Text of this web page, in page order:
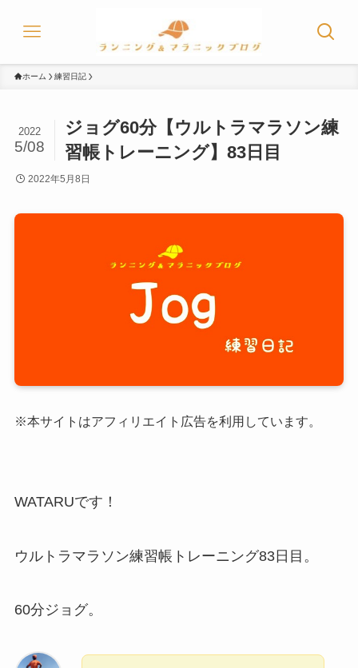
ホーム 練習日記
ジョグ60分【ウルトラマラソン練
習帳トレーニング】83日目
2022
5/08
2022年5月8日
※本サイトはアフィリエイト広告を利用しています。
WATARUです！
ウルトラマラソン練習帳トレーニング83日目。
60分ジョグ。